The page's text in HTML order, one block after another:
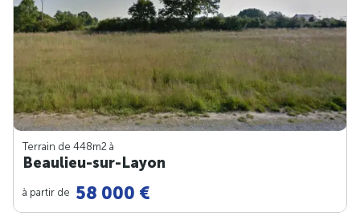
Terrain de 448m2 à
Beaulieu-sur-Layon
à partir de 58 000 €